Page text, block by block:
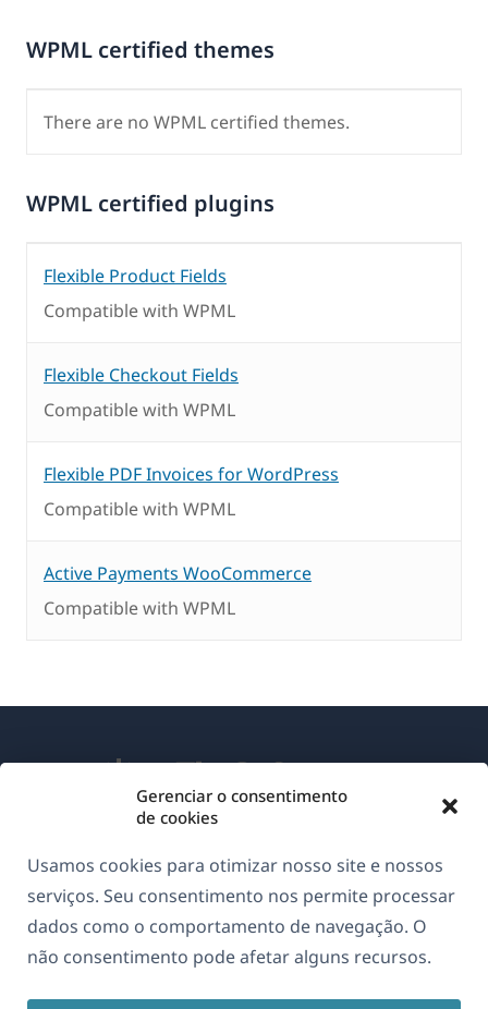
Gerenciar o consentimento
de cookies
Usamos cookies para otimizar nosso site e nossos
serviços. Seu consentimento nos permite processar
dados como o comportamento de navegação. O
não consentimento pode afetar alguns recursos.
WPML certified themes
There are no WPML certified themes.
WPML certified plugins
Flexible Product Fields
Compatible with WPML
Flexible Checkout Fields
Compatible with WPML
Flexible PDF Invoices for WordPress
Compatible with WPML
Active Payments WooCommerce
Compatible with WPML
GDPR & Política de Privacidade
Junte-se à nossa equipe(abre
em
(abre
em
(abre
em
(abre
em